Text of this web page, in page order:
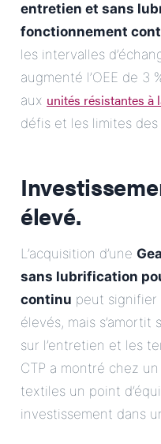
entretien et sans
fonctionnement
les intervalles
augmenté l’OEE de 3
aux unités résistantes à
défis et les limites
élevé.
L’acquisition d’une
sans lubrification
continu peut signifier
élevés, mais
sur l’entretien et les
CTP a montré chez
textiles un point
investissement dans